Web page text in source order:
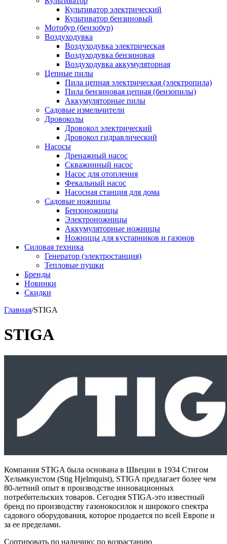
Культиватор электрический
Культиватор бензиновый
Мотобур (бензобур)
Воздуходувка
Воздуходувка электрическая
Воздуходувка бензиновая
Воздуходувка аккумуляторная
Цепные пилы
Пила цепная электрическая (электропила)
Пила бензиновая цепная (бензопилы)
Аккумуляторные пилы
Садовые измельчители
Дровоколы
Дровокол электрический
Дровокол гидравлический
Насосы
Дренажный насос
Скважинный насос
Насос для отопления
Фекальный насос
Насосная станция для дома
Садовые ножницы
Бензоножницы
Электроножницы
Аккумуляторные ножницы
Ножницы для кустарников и газонов
Силовая техника
Генератор (электростанция)
Тепловые пушки
Бренды
Новинки
Скидки
Главная/STIGA
STIGA
Компания STIGA была основана в Швеции в 1934 Стигом
Хельмкуистом (Stig Hjelmquist), STIGA предлагает более чем
80-летний опыт в производстве инновационных
потребительских товаров. Сегодня STIGA-это известный
бренд по производству газонокосилок и широкого спектра
садового оборудования, которое продается по всей Европе и
за ее пределами.
Сортировать по наличию: по возрастанию